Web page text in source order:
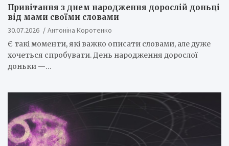
Привітання з днем народження дорослій доньці
від мами своїми словами
30.07.2026
Антоніна Коротенко
Є такі моменти, які важко описати словами, але дуже
хочеться спробувати. День народження дорослої
доньки —…